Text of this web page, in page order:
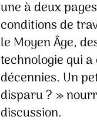
une à deux
conditions de
le Moyen Âge,
technologie qui
décennies. Un
disparu ? »
discussion.